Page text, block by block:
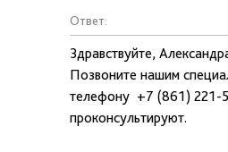
Ответ:
Здравствуйте,
Позвоните нашим
телефону +7 (861) 221-
проконсультируют.